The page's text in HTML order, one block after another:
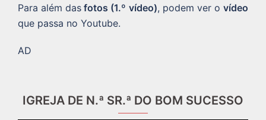
Para além das fotos (1.º vídeo), podem ver ovídeo
que passa no Youtube.
AD
IGREJA DE N.ª SR.ª DO BOM SUCESSO